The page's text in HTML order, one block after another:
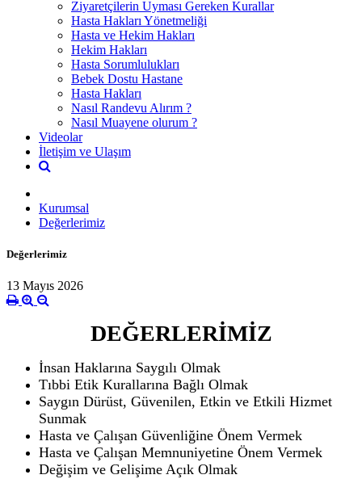
Ziyaretçilerin Uyması Gereken Kurallar
Hasta Hakları Yönetmeliği
Hasta ve Hekim Hakları
Hekim Hakları
Hasta Sorumlulukları
Bebek Dostu Hastane
Hasta Hakları
Nasıl Randevu Alırım ?
Nasıl Muayene olurum ?
Videolar
İletişim ve Ulaşım
Kurumsal
Değerlerimiz
Değerlerimiz
13 Mayıs 2026
DEĞERLERİMİZ
İnsan Haklarına Saygılı Olmak
Tıbbi Etik Kurallarına Bağlı Olmak
Saygın Dürüst, Güvenilen, Etkin ve Etkili Hizmet
Sunmak
Hasta ve Çalışan Güvenliğine Önem Vermek
Hasta ve Çalışan Memnuniyetine Önem Vermek
Değişim ve Gelişime Açık Olmak